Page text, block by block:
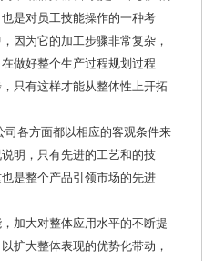
是对员工技能操作的一种考
因为它的加工步骤非常复杂，
做好整个生产过程规划过程
只有这样才能从整体性上开拓
各方面都以相应的客观条件来
明，只有先进的工艺和的技
是整个产品引领市场的先进
加大对整体应用水平的不断提
扩大整体表现的优势化带动，